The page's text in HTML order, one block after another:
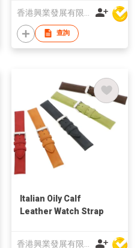
查詢
Italian Oily Calf
Leather Watch Strap